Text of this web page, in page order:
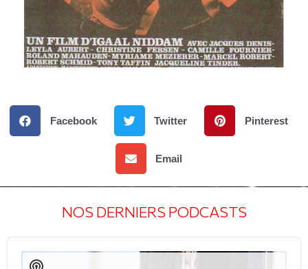
Facebook Twitter Pinterest
Email
NOS DERNIERS PODCASTS
Audio
Player
Show